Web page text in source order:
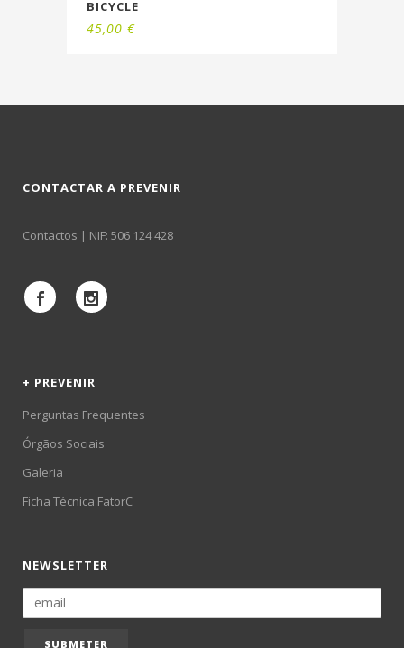
BICYCLE
45,00 €
CONTACTAR A PREVENIR
Contactos | NIF: 506 124 428
+ PREVENIR
Perguntas Frequentes
Órgãos Sociais
Galeria
Ficha Técnica FatorC
NEWSLETTER